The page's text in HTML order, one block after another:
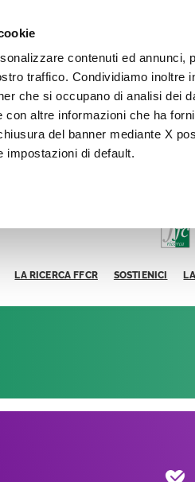
contenuti ed annunci,
traffico. Condividiamo inoltre
che si occupano di analisi dei
con altre informazioni che ha
del banner mediante X
impostazioni di default.
LA RICERCA FFCR SOSTIENICI